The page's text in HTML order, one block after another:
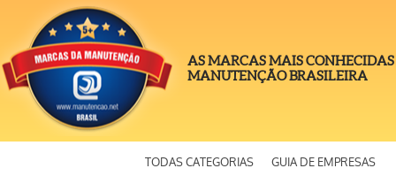
AS MARCAS MAIS
MANUTENÇÃO BRASILEIRA
TODAS CATEGORIAS GUIA DE EMPRESAS